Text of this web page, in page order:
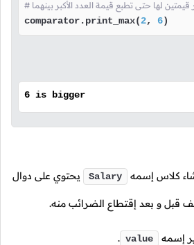
comparator.print_max(2, 6)
6 is bigger
كلاس إسمه Salary يحتوي على دوال
قبل و بعد إقتطاع الضرائب منه.
إسمه value
.